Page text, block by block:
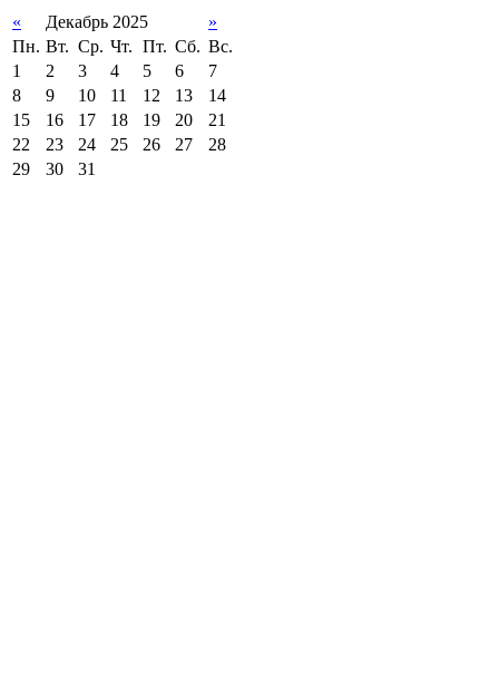
« Декабрь 2025
»
Пн. Вт. Ср. Чт. Пт. Сб. Вс.
1
2 3 4 5 6
7
8
9 10 11 12 13
14
15
16 17 18 19 20
21
22
23 24 25 26 27
28
29
30 31